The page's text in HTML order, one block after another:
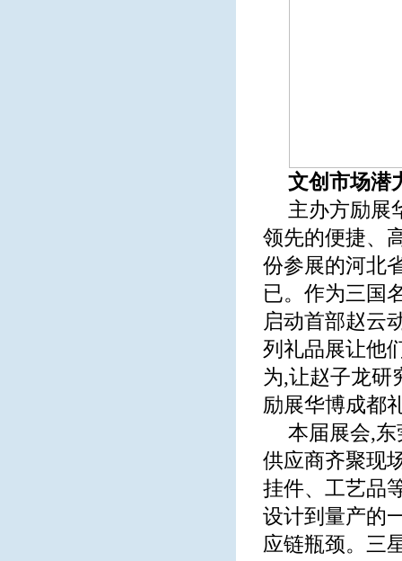
文创市场潜
主办方励展
领先的便捷、
份参展的河北
已。作为三国
启动首部赵云
列礼品展让他
为,让赵子龙研
励展华博成都
本届展会,
供应商齐聚现
挂件、工艺品
设计到量产的
应链瓶颈。三